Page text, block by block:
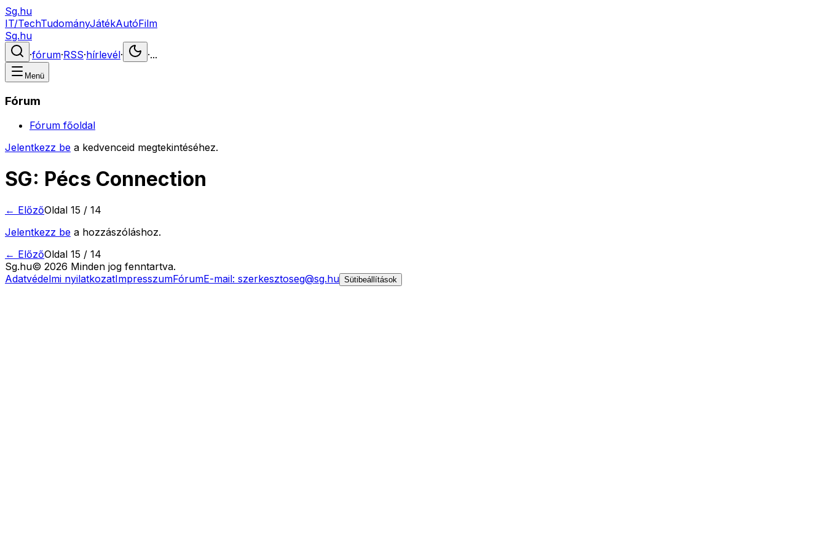
Sg.hu
IT/TechTudományJátékAutóFilm
Sg.hu
·fórum·RSS·hírlevél· ·...
Menü
Fórum
Fórum főoldal
Jelentkezz be a kedvenceid megtekintéséhez.
SG: Pécs Connection
← ElőzőOldal 15 / 14
Jelentkezz be a hozzászóláshoz.
← ElőzőOldal 15 / 14
Sg.hu© 2026 Minden jog fenntartva.
Adatvédelmi nyilatkozatImpresszumFórumE-mail: szerkesztoseg@sg.hu Sütibeállítások